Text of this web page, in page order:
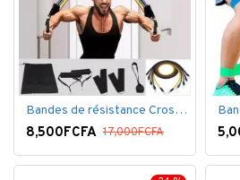
Bandes de résistance Crossfit pour la remise en forme - 11 pièces/ensemble - Élastique- Caoutchouc
8,500FCFA 17,000FCFA